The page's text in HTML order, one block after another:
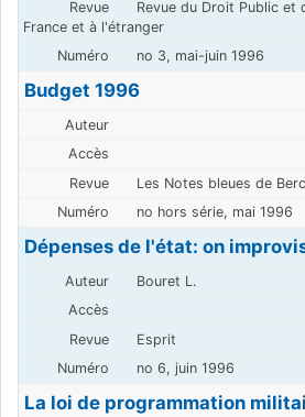
Revue du Droit Public et
France et à l'étranger
no 3, mai-juin 1996
Budget 1996
Les Notes bleues de
no hors série, mai 1996
Dépenses de l'état: on
Bouret L.
Esprit
no 6, juin 1996
La loi de programmation